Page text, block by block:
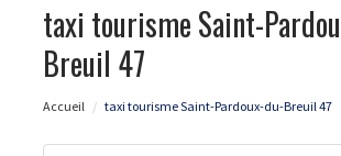
taxi tourisme Saint-
Breuil 47
Accueil taxi tourisme Saint-Pardoux-du-Breuil 47